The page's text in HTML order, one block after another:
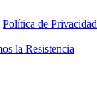
Política de Privacidad